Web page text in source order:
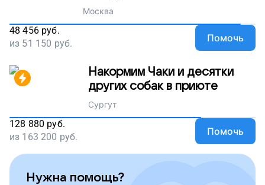
Москва
48 456 руб.
из 51 150 руб. Помочь
Накормим Чаки и десятки
других собак в приюте
Сургут
128 880 руб.
из 163 200 руб. Помочь
Нужна помощь?